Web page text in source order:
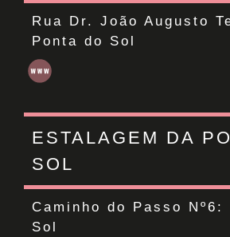
Rua Dr. João Augusto
Ponta do Sol
ESTALAGEM DA
SOL
Caminho do Passo Nº6:
Sol